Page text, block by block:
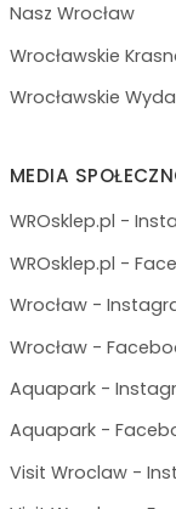
Nasz Wrocław
Wrocławskie
Wrocławskie
MEDIA
WROsklep.pl -
WROsklep.pl -
Wrocław -
Wrocław -
Aquapark -
Aquapark -
Visit Wroclaw -